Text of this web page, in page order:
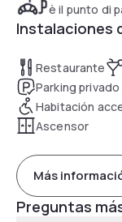
è il punto di
Instalaciones
Restaurante
Parking
Habitación
Ascensor
Más
Preguntas